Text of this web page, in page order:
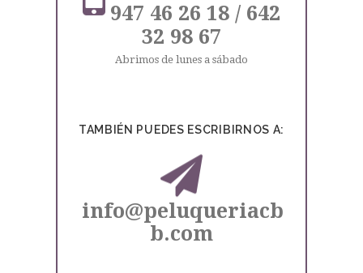
947 46 26 18 / 642
32 98 67
Abrimos de lunes a sábado
TAMBIÉN PUEDES ESCRIBIRNOS A:
info@peluqueriacb
b.com